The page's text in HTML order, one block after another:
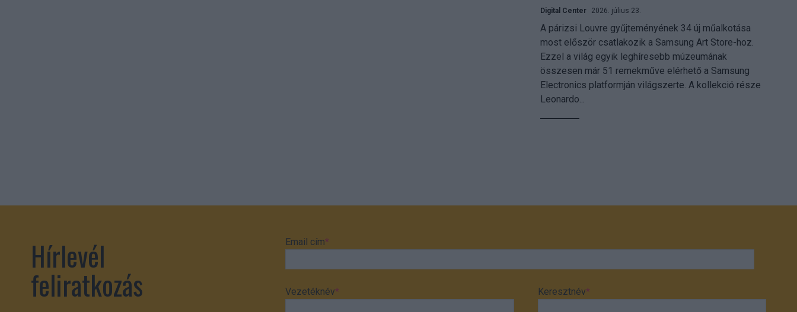
Digital Center 2026. július 23.
A párizsi Louvre gyűjteményének 34 új műalkotása
most először csatlakozik a Samsung Art Store-hoz.
Ezzel a világ egyik leghíresebb múzeumának
összesen már 51 remekműve elérhető a Samsung
Electronics platformján világszerte. A kollekció része
Leonardo...
Hírlevél
feliratkozás
Email cím*
Vezetéknév* Keresztnév*